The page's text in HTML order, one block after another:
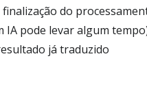
finalização do
IA pode levar algum
já traduzido